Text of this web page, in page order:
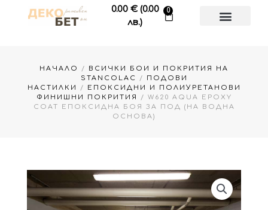
0.00 € (0.00
лв.)
0
Cart
НАЧАЛО / ВСИЧКИ БОИ И ПОКРИТИЯ НА
STANCOLAC
/
ПОДОВИ
НАСТИЛКИ
/
ЕПОКСИДНИ И ПОЛИУРЕТАНОВИ
ФИНИШНИ ПОКРИТИЯ
/ W620 AQUA EPOXY
COAT ЕПОКСИДНА БОЯ ЗА ПОД (НА ВОДНА
ОСНОВА)